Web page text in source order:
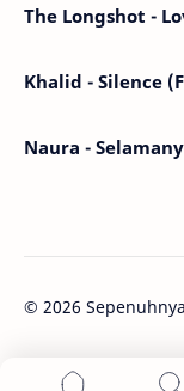
The Longshot -
Khalid - Silence
Naura -
© 2026